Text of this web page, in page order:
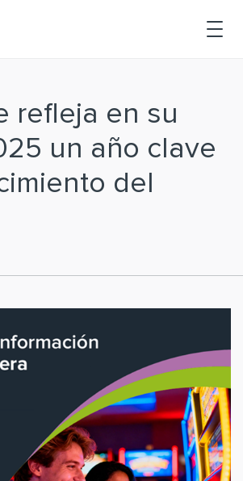
refleja en su
un año clave
del